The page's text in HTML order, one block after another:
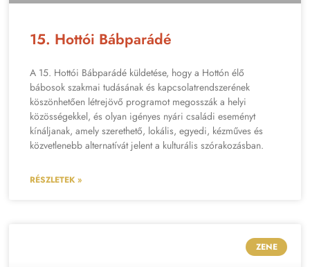
15. Hottói Bábparádé
A 15. Hottói Bábparádé küldetése, hogy a Hottón élő
bábosok szakmai tudásának és kapcsolatrendszerének
köszönhetően létrejövő programot megosszák a helyi
közösségekkel, és olyan igényes nyári családi eseményt
kínáljanak, amely szerethető, lokális, egyedi, kézműves és
közvetlenebb alternatívát jelent a kulturális szórakozásban.
RÉSZLETEK »
ZENE